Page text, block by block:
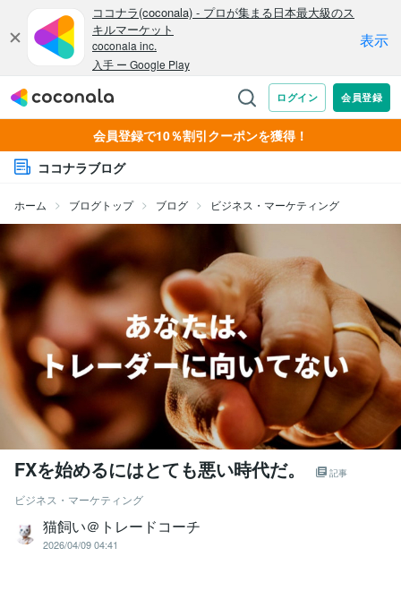
会員登録で10％割引クーポンを獲得！
ココナラブログ
ホーム ブログトップ ブログ ビジネス・マーケティング
FXを始めるにはとても悪い時代だ。 記事
ビジネス・マーケティング
猫飼い＠トレードコーチ
2026/04/09 04:41